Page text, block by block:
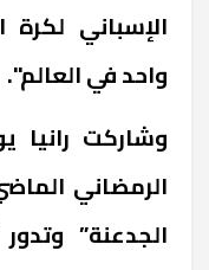
الإسباني
واحد في العالم".
وشاركت رانيا
الرمضاني
الجدعنة”